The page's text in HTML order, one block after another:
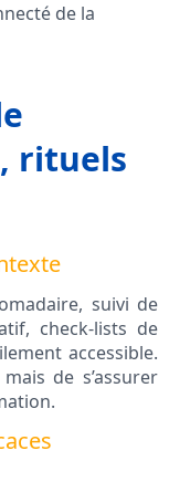
de la
rituels
suivi de
check-lists de
accessible.
de s’assurer